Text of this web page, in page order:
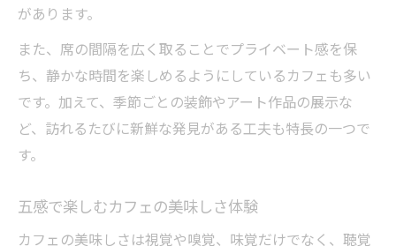
があります。
また、席の間隔を広く取ることでプライベート感を保
ち、静かな時間を楽しめるようにしているカフェも多い
です。加えて、季節ごとの装飾やアート作品の展示な
ど、訪れるたびに新鮮な発見がある工夫も特長の一つで
す。
五感で楽しむカフェの美味しさ体験
カフェの美味しさは視覚や嗅覚、味覚だけでなく、聴覚